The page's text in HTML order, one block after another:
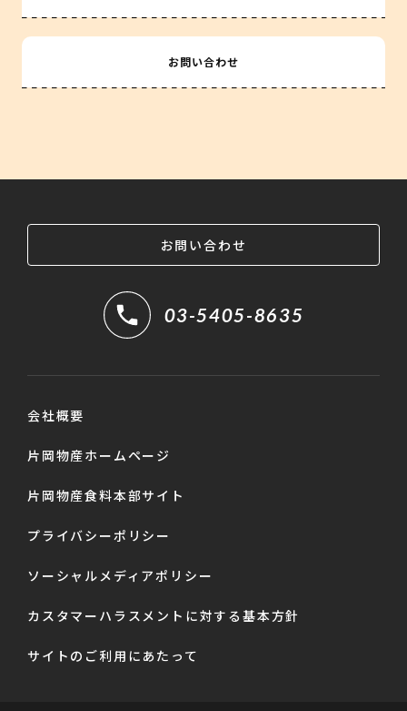
お問い合わせ
お問い合わせ
03-5405-8635
会社概要
片岡物産ホームページ
片岡物産食料本部サイト
プライバシーポリシー
ソーシャルメディアポリシー
カスタマーハラスメントに対する基本方針
サイトのご利用にあたって